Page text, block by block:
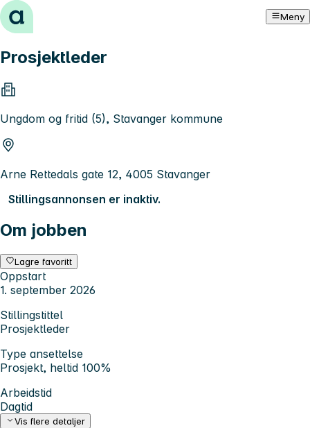
Hopp til innhold Meny
Prosjektleder
Ungdom og fritid (5), Stavanger kommune
Arne Rettedals gate 12, 4005 Stavanger
Stillingsannonsen er inaktiv.
Om jobben
Lagre favoritt
Oppstart
1. september 2026
Stillingstittel
Prosjektleder
Type ansettelse
Prosjekt, heltid 100%
Arbeidstid
Dagtid
Vis flere detaljer